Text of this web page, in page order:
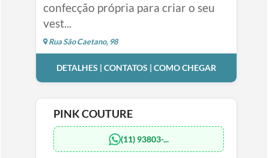
confecção própria para criar o seu
vest...
Rua São Caetano, 98
DETALHES | CONTATOS | COMO CHEGAR
PINK COUTURE
(11) 93803-...